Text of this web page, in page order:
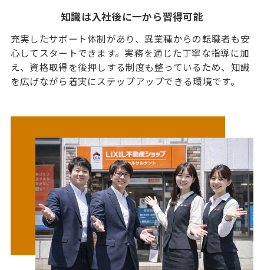
知識は入社後に一から習得可能
充実したサポート体制があり、異業種からの転職者も安
心してスタートできます。実務を通じた丁寧な指導に加
え、資格取得を後押しする制度も整っているため、知識
を広げながら着実にステップアップできる環境です。